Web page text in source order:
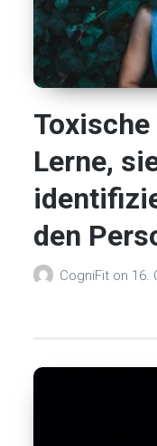
Lerne,
den
CogniFit on 16.